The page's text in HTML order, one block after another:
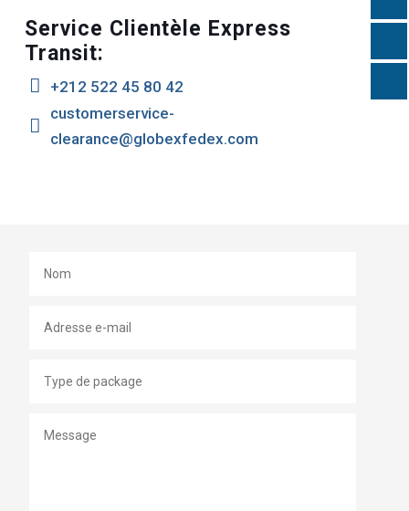
Service Clientèle Express
Transit:
 +212 522 45 80 42

customerservice-
clearance@globexfedex.com